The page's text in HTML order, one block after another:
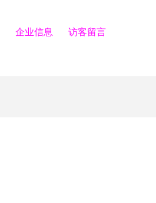
企业信息 访客留言